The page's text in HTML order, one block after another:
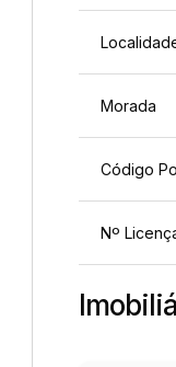
Morada
Código
Nº